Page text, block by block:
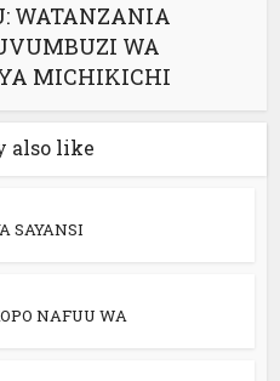
WATANZANIA
WA
MICHIKICHI
also like
SAYANSI
NAFUU WA